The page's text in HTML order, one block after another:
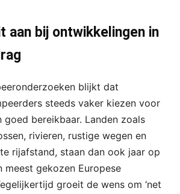
aan bij ontwikkelingen in
blijkt dat
steeds vaker kiezen voor
bereikbaar. Landen zoals
rivieren, rustige wegen en
rijafstand, staan dan ook jaar op
meest gekozen Europese
groeit de wens om ‘net